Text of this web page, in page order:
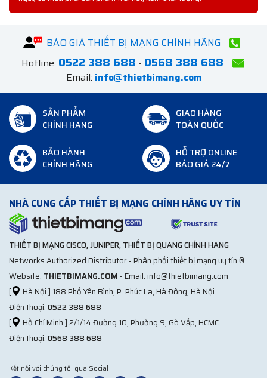
BÁO GIÁ THIẾT BỊ MẠNG CHÍNH HÃNG
Hotline: 0522 388 688 - 0568 388 688
Email: info@thietbimang.com
SẢN PHẨM
CHÍNH HÃNG
GIAO HÀNG
TOÀN QUỐC
BẢO HÀNH
CHÍNH HÃNG
HỖ TRỢ ONLINE
BÁO GIÁ 24/7
NHÀ CUNG CẤP THIẾT BỊ MẠNG CHÍNH HÃNG UY TÍN
THIẾT BỊ MẠNG CISCO, JUNIPER, THIẾT BỊ QUANG CHÍNH HÃNG
Networks Authorized Distributor - Phân phối thiết bị mạng uy tín ®
Website: THIETBIMANG.COM - Email: info@thietbimang.com
[
Hà Nội ] 188 Phố Yên Bình, P. Phúc La, Hà Đông, Hà Nội
Điện thoại:0522 388 688
[
Hồ Chí Minh ] 2/1/14 Đường 10, Phường 9, Gò Vấp, HCMC
Điện thoại:0568 388 688
Kết nối với chúng tôi qua Social